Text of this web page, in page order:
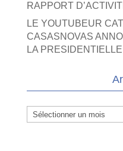
RAPPORT
LE YOUTUBEUR
CASASNOVAS
LA PRESIDENTIELLE
Archives